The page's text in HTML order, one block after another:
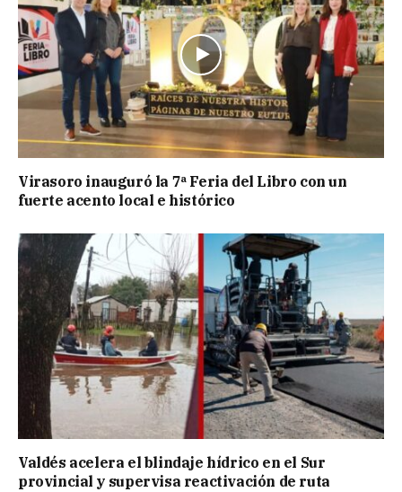
Virasoro inauguró la 7ª Feria del Libro con un
fuerte acento local e histórico
Valdés acelera el blindaje hídrico en el Sur
provincial y supervisa reactivación de ruta